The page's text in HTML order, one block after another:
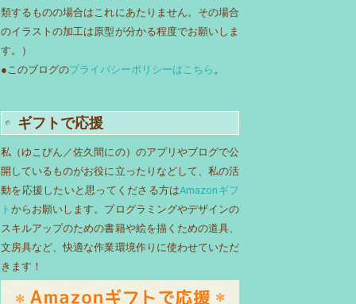
類するものの場合はこれにあたりません。その場合
のイラストの加工は原型が分かる程度でお願いしま
す。）
●このブログのプライバシーポリシーはこちら 。
ギフトで応援
私（ゆこびん／佐久間にの）のアプリやブログで公
開しているものがお役に立ったりなどして、私の活
動を応援したいと思ってくださる方はAmazonギフ
トからお願いします。プログラミングやデザインの
スキルアップのための書籍や絵を描くための道具、
文房具など、快適な作業環境作りに使わせていただ
きます！